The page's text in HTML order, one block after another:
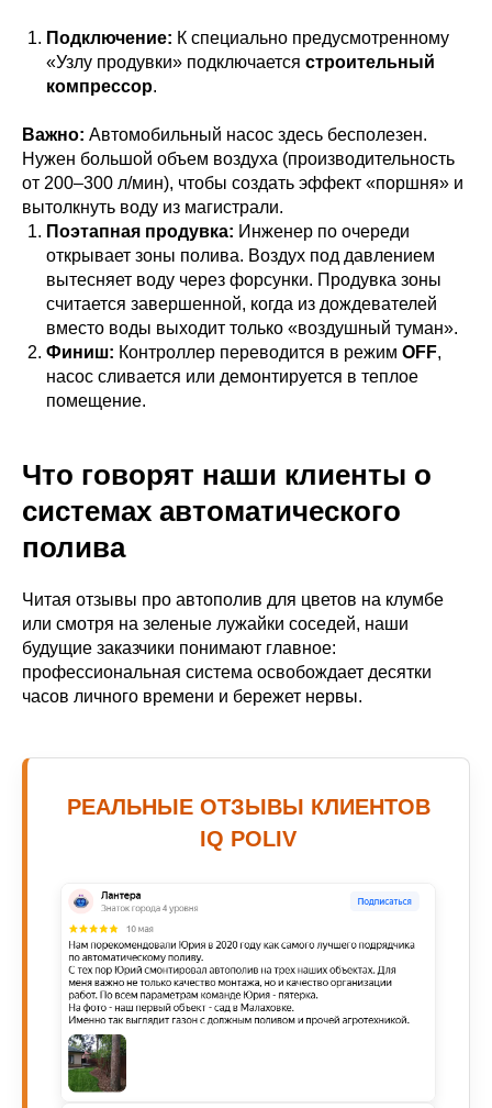
Подключение: К специально предусмотренному
«Узлу продувки» подключается строительный
компрессор.
Важно: Автомобильный насос здесь бесполезен.
Нужен большой объем воздуха (производительность
от 200–300 л/мин), чтобы создать эффект «поршня» и
вытолкнуть воду из магистрали.
Поэтапная продувка: Инженер по очереди
открывает зоны полива. Воздух под давлением
вытесняет воду через форсунки. Продувка зоны
считается завершенной, когда из дождевателей
вместо воды выходит только «воздушный туман».
Финиш: Контроллер переводится в режим OFF,
насос сливается или демонтируется в теплое
помещение.
Что говорят наши клиенты о
системах автоматического
полива
Читая отзывы про автополив для цветов на клумбе
или смотря на зеленые лужайки соседей, наши
будущие заказчики понимают главное:
профессиональная система освобождает десятки
часов личного времени и бережет нервы.
РЕАЛЬНЫЕ ОТЗЫВЫ КЛИЕНТОВ
IQ POLIV